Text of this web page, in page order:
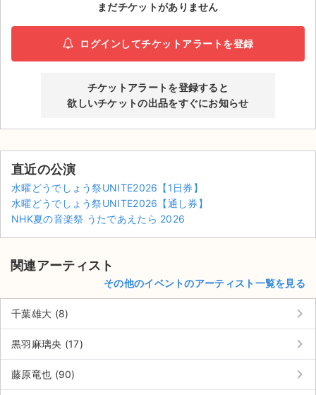
演劇・ミュージカル
ご利用ガイド
手数料・お支払い方法
よくある質問
お知らせ
まだチケットがありません
ログインしてチケットアラートを登録
チケットアラートを登録すると
欲しいチケットの出品をすぐにお知らせ
直近の公演
水曜どうでしょう祭UNITE2026【1日券】
水曜どうでしょう祭UNITE2026【通し券】
NHK夏の音楽祭 うたであえたら 2026
関連アーティスト
その他のイベントのアーティスト一覧を見る
千葉雄大 (8) keyboard_arrow_right
黒羽麻璃央 (17) keyboard_arrow_right
藤原竜也 (90) keyboard_arrow_right